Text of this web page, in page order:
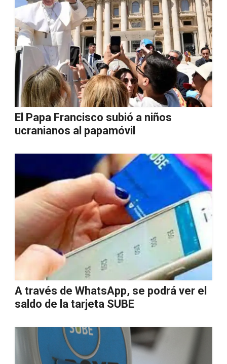
El Papa Francisco subió a niños
ucranianos al papamóvil
A través de WhatsApp, se podrá ver el
saldo de la tarjeta SUBE